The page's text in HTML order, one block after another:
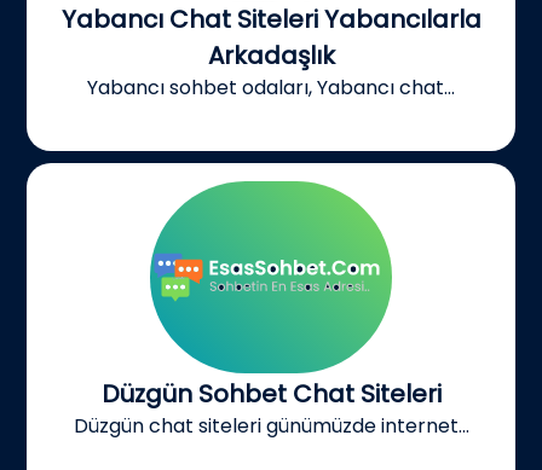
Yabancı Chat Siteleri Yabancılarla
Arkadaşlık
Yabancı sohbet odaları, Yabancı chat...
Düzgün Sohbet Chat Siteleri
Düzgün chat siteleri günümüzde internet...